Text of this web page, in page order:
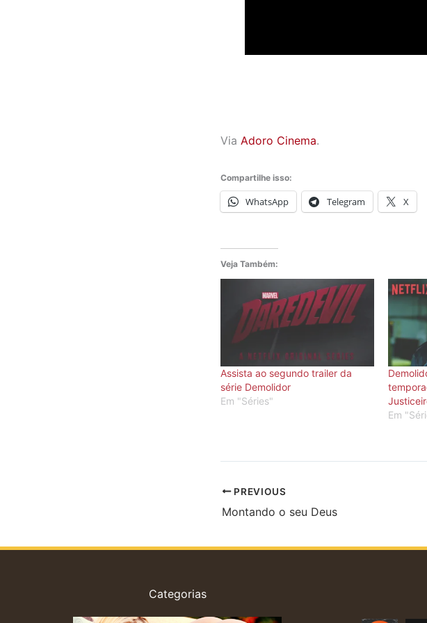
Via Adoro Cinema.
Compartilhe isso:
WhatsApp Telegram X
Veja Também:
Assista ao segundo trailer da
série Demolidor
Em "Séries"
Em
PREVIOUS
Montando o seu Deus
Categorias